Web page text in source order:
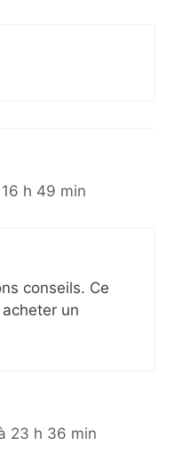
h 49 min
conseils. Ce
un
23 h 36 min